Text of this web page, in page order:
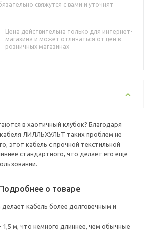
свяжутся с вами и уточнят
Цена действительна только для интернет-
магазина и может отличаться от цен в
розничных магазинах
в хаотичный клубок? Благодаря
ЛИЛЛЬХУЛЬТ таких проблем не
этот кабель с прочной текстильной
стандартного, что делает его еще
Подробнее о товаре
делает кабель более долговечным и
1,5 м, что немного длиннее, чем обычные